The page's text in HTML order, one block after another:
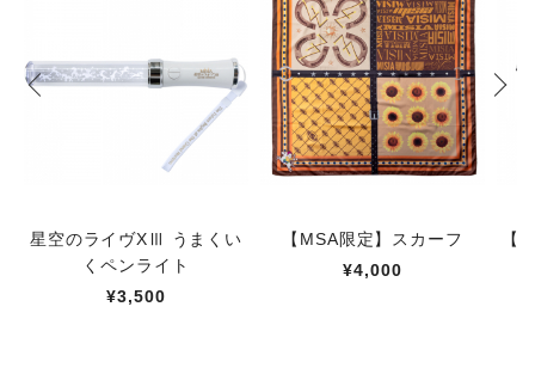
星空のライヴXⅢ うまくい
くペンライト
¥3,500
【MSA限定】スカーフ
¥4,000
【